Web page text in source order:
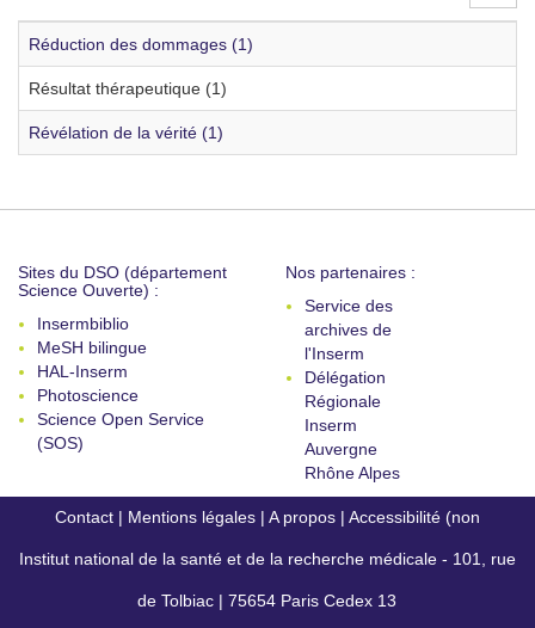
Réduction des dommages (1)
Résultat thérapeutique (1)
Révélation de la vérité (1)
Sites du DSO (département
Science Ouverte) :
Insermbiblio
MeSH bilingue
HAL-Inserm
Photoscience
Science Open Service
(SOS)
Nos partenaires :
Service des
archives de
l'Inserm
Délégation
Régionale
Inserm
Auvergne
Rhône Alpes
Contact | Mentions légales | A propos | Accessibilité (non
conforme)
Institut national de la santé et de la recherche médicale - 101, rue
de Tolbiac | 75654 Paris Cedex 13